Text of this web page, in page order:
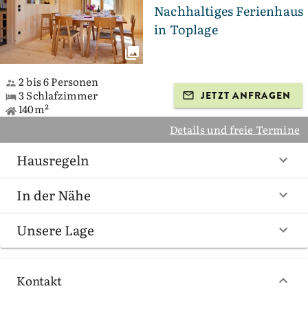
Nachhaltiges Ferienhaus
in Toplage
2 bis 6 Personen
3 Schlafzimmer
140m²
JETZT ANFRAGEN
Details und freie Termine
Hausregeln
In der Nähe
Unsere Lage
Kontakt